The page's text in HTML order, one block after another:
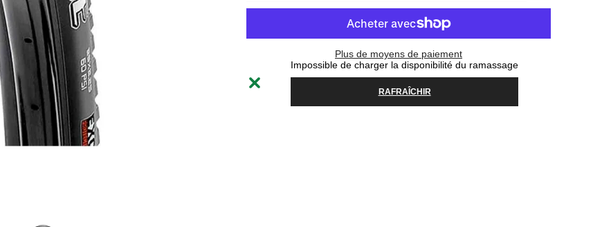
Rekon
x
EXO
TR
Rekon
x
120TPI
DC
EXO
Plus de moyens de paiement
Impossible de charger la disponibilité du ramassage
RAFRAÎCHIR